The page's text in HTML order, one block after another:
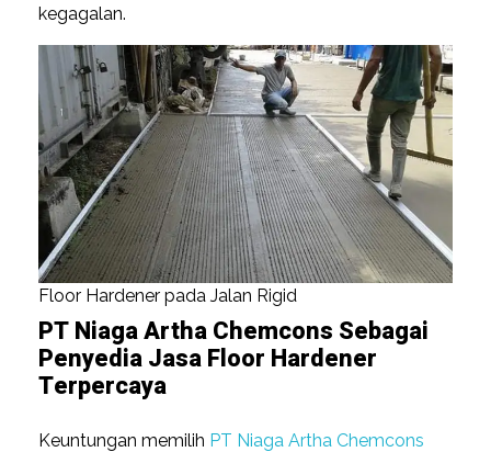
kegagalan.
Floor Hardener pada Jalan Rigid
PT Niaga Artha Chemcons Sebagai
Penyedia Jasa Floor Hardener
Terpercaya
Keuntungan memilih PT Niaga Artha Chemcons